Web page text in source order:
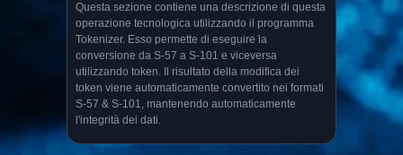
Questa sezione contiene una descrizione di questa
operazione tecnologica utilizzando il programma
Tokenizer. Esso permette di eseguire la
conversione da S-57 a S-101 e viceversa
utilizzando token. Il risultato della modifica dei
token viene automaticamente convertito nei formati
S-57 & S-101, mantenendo automaticamente
l'integrità dei dati.